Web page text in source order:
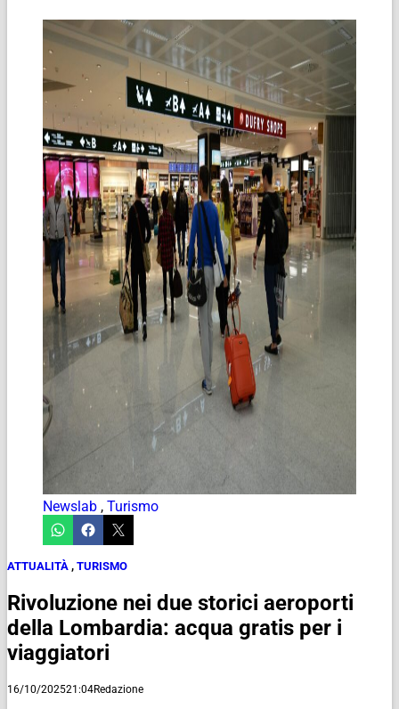
Newslab , Turismo
ATTUALITÀ , TURISMO
Rivoluzione nei due storici aeroporti
della Lombardia: acqua gratis per i
viaggiatori
16/10/202521:04Redazione